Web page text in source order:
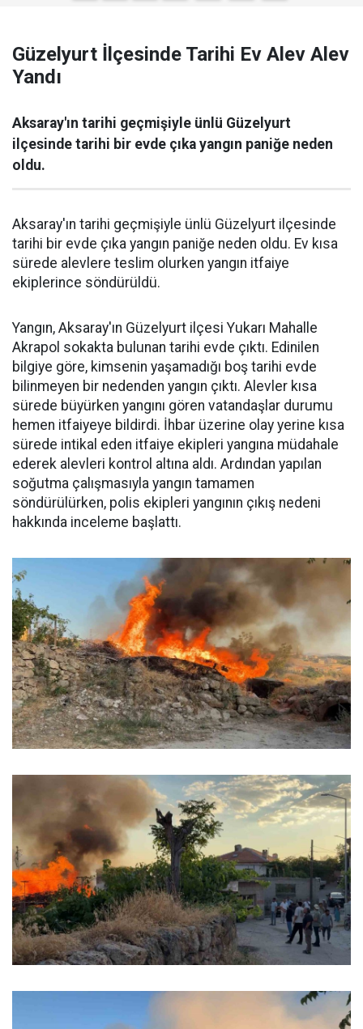
Güzelyurt İlçesinde Tarihi Ev Alev Alev
Yandı
Aksaray'ın tarihi geçmişiyle ünlü Güzelyurt
ilçesinde tarihi bir evde çıka yangın paniğe neden
oldu.
Aksaray'ın tarihi geçmişiyle ünlü Güzelyurt ilçesinde
tarihi bir evde çıka yangın paniğe neden oldu. Ev kısa
sürede alevlere teslim olurken yangın itfaiye
ekiplerince söndürüldü.
Yangın, Aksaray'ın Güzelyurt ilçesi Yukarı Mahalle
Akrapol sokakta bulunan tarihi evde çıktı. Edinilen
bilgiye göre, kimsenin yaşamadığı boş tarihi evde
bilinmeyen bir nedenden yangın çıktı. Alevler kısa
sürede büyürken yangını gören vatandaşlar durumu
hemen itfaiyeye bildirdi. İhbar üzerine olay yerine kısa
sürede intikal eden itfaiye ekipleri yangına müdahale
ederek alevleri kontrol altına aldı. Ardından yapılan
soğutma çalışmasıyla yangın tamamen
söndürülürken, polis ekipleri yangının çıkış nedeni
hakkında inceleme başlattı.